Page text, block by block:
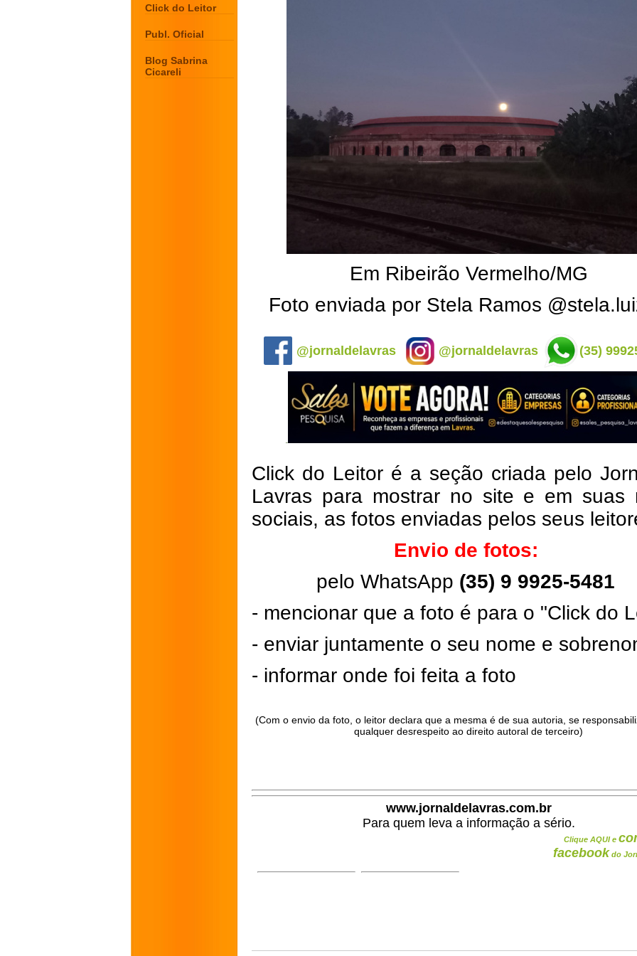
Click do Leitor
Publ. Oficial
Blog Sabrina
Cicareli
Em Ribeirão Vermelho/MG
Foto enviada por Stela Ramos
@jornaldelavras @jornaldelavras (35)
Click do Leitor é a seção criada pelo
Lavras para mostrar no site e em suas
sociais, as fotos enviadas pelos seus
Envio de fotos:
pelo WhatsApp (35) 9 9925-5481
- mencionar que a foto é para o "Click do
- enviar juntamente o seu nome e
- informar onde foi feita a foto
(Com o envio da foto, o leitor declara que a mesma é de sua autoria, se
qualquer desrespeito ao direito autoral de terceiro)
www.jornaldelavras.com.br
Para quem leva a informação a sério.
Clique AQUI e
facebook do